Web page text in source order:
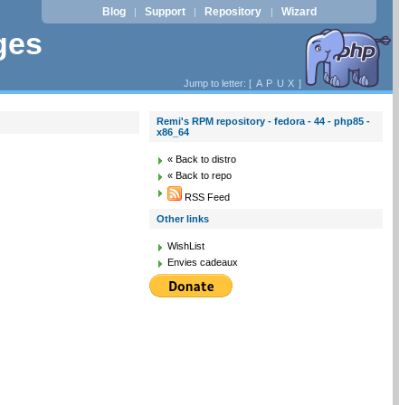
Blog | Support | Repository | Wizard
Jump to letter: [ A P U X ]
Remi's RPM repository - fedora - 44 - php85 -
x86_64
« Back to distro
« Back to repo
RSS Feed
Other links
WishList
Envies cadeaux